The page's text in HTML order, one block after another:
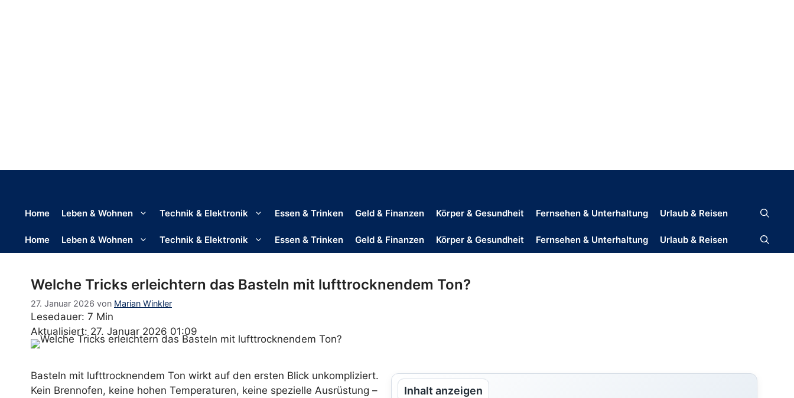
Home Leben & Wohnen Technik & Elektronik Essen & Trinken Geld & Finanzen Körper & Gesundheit Fernsehen & Unterhaltung Urlaub & Reisen
Home Leben & Wohnen Technik & Elektronik Essen & Trinken Geld & Finanzen Körper & Gesundheit Fernsehen & Unterhaltung Urlaub & Reisen
Welche Tricks erleichtern das Basteln mit lufttrocknendem Ton?
27. Januar 2026 von Marian Winkler
Lesedauer: 7 Min
Aktualisiert: 27. Januar 2026 01:09
Inhalt anzeigen
Basteln mit lufttrocknendem Ton wirkt auf den ersten Blick unkompliziert.
Kein Brennofen, keine hohen Temperaturen, keine spezielle Ausrüstung –